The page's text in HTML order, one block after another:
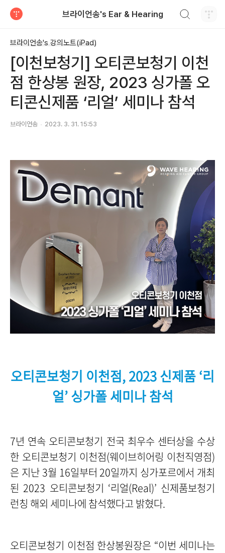
브라이언송's Ear & Hearing
브라이언송's 강의노트(iPad)
[이천보청기] 오티콘보청기 이천
점 한상봉 원장, 2023 싱가폴 오
티콘신제품 ‘리얼’ 세미나 참석
브라이언송 2023. 3. 31. 15:53
오티콘보청기 이천점, 2023 신제품 ‘리
얼’ 싱가폴 세미나 참석
7년 연속 오티콘보청기 전국 최우수 센터상을 수상
한 오티콘보청기 이천점(웨이브히어링 이천직영점)
은 지난 3월 16일부터 20일까지 싱가포르에서 개최
된 2023 오티콘보청기 ‘리얼(Real)’ 신제품보청기
런칭 해외 세미나에 참석했다고 밝혔다.
오티콘보청기 이천점 한상봉원장은 “이번 세미나는